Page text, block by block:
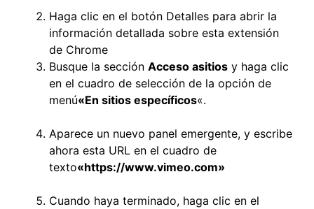
Haga clic en el botón Detalles para abrir la
información detallada sobre esta extensión
de Chrome
Busque la sección Acceso asitios y haga clic
en el cuadro de selección de la opción de
menú«En sitios específicos«.
Aparece un nuevo panel emergente, y escribe
ahora esta URL en el cuadro de
texto«https://www.vimeo.com»
Cuando haya terminado, haga clic en el